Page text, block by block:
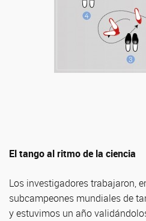
El tango al ritmo de la ciencia
Los investigadores trabajaron,
subcampeones mundiales de
y estuvimos un año